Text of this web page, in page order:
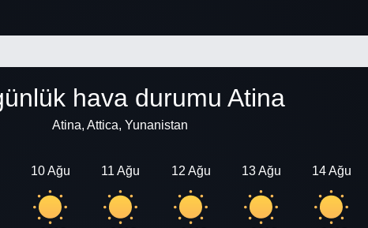
hava durumu Atina
Atina, Attica, Yunanistan
10 Ağu 11 Ağu 12 Ağu 13 Ağu 14 Ağu